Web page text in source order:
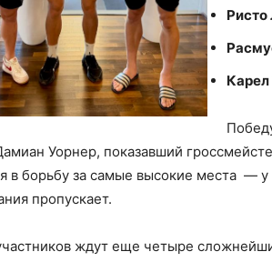
Карел
Уорнер, показавший
в борьбу за самые высокие места —
пропускает.
ждут еще четыре